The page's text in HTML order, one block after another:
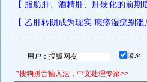
用户： 匿名
*搜狗拼音输入法，中文处理专家>>